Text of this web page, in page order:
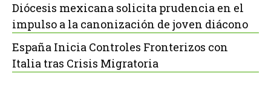
Diócesis mexicana solicita prudencia en el
impulso a la canonización de joven diácono
España Inicia Controles Fronterizos con
Italia tras Crisis Migratoria